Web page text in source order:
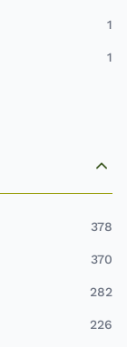
1
1
378
370
282
226